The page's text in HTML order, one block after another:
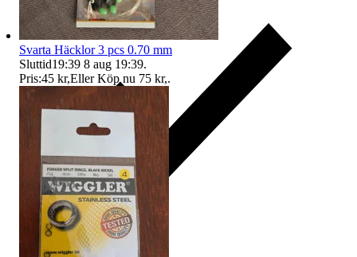
Svarta Häcklor 3 pcs 0.70 mm
Sluttid19:39 8 aug 19:39.
Pris:45 kr,Eller Köp nu 75 kr,.